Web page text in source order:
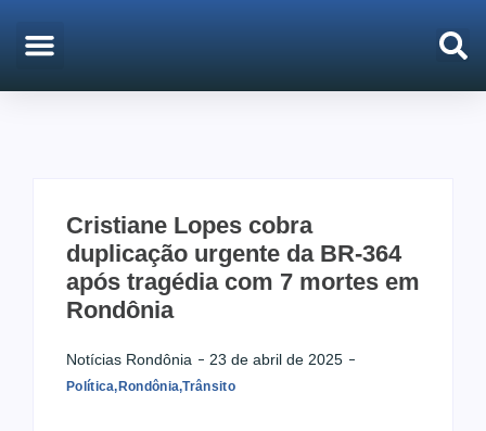
Cristiane Lopes cobra
duplicação urgente da BR-364
após tragédia com 7 mortes em
Rondônia
Notícias Rondônia 23 de abril de 2025
Política,Rondônia,Trânsito